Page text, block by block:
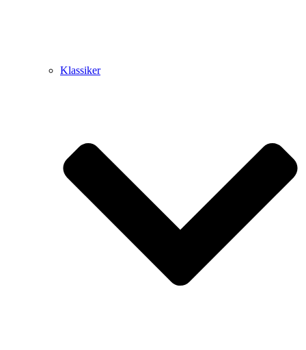
Klassiker